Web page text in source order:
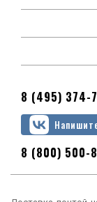
8 (495) 374-
8 (800) 500-